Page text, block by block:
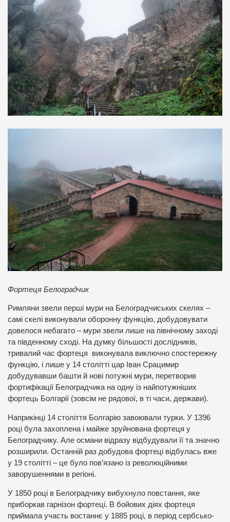
Фортеця Белоградчик
Римляни звели перші мури на Белоградчиських скелях –
самі скелі виконували оборонну функцію, добудовувати
довелося небагато – мури звели лише на північному заході
та південному сході. На думку більшості дослідників,
тривалий час фортеця виконувала виключно спостережну
функцію, і лише у 14 столітті цар Іван Срацимир
добудувавши башти й нові потужні мури, перетворив
фортифікації Белоградчика на одну із найпотужніших
фортець Болгарії (зовсім не рядової, в ті часи, держави).
Наприкінці 14 століття Болгарію завоювали турки. У 1396
році була захоплена і майже зруйнована фортеця у
Белоградчику. Але османи відразу відбудували її та значно
розширили. Останній раз добудова фортеці відбулась вже
у 19 столітті – це було пов’язано із революційними
заворушеннями в регіоні.
У 1850 році в Белоградчику вибухнуло повстання, яке
приборкав гарнізон фортеці. В бойових діях фортеця
приймала участь востаннє у 1885 році, в період сербсько-